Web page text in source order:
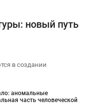
новый путь
в создании
аномальные
часть человеческой